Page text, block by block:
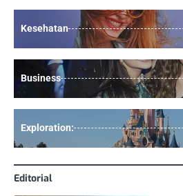
Kesehatan
Business
Exploration:
Editorial